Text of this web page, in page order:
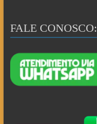
FALE CONOSCO: